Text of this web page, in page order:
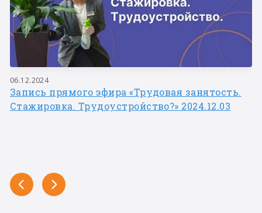
06.12.2024
Запись прямого эфира «Трудовая занятость.
Стажировка. Трудоустройство?» 2024.12.03